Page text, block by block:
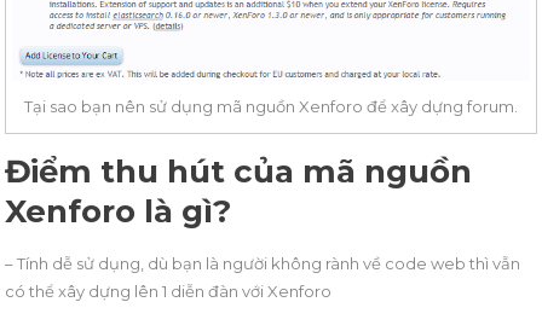
Tại sao bạn nên sử dụng mã nguồn Xenforo để xây dựng forum.
Điểm thu hút của mã nguồn
Xenforo là gì?
– Tính dễ sử dụng, dù bạn là người không rành về code web thì vẫn
có thể xây dựng lên 1 diễn đàn với Xenforo